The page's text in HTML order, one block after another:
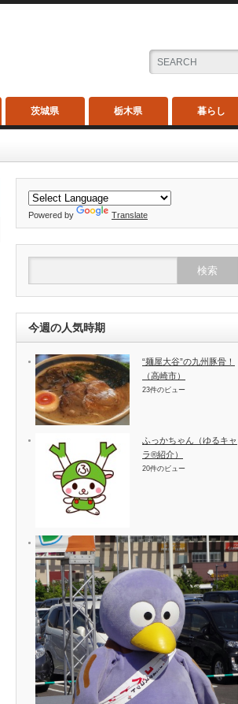
茨城県 栃木県 暮らし
Powered by Translate
今週の人気時期
“麺屋大谷”の九州豚骨！
（高崎市）
23件のビュー
ふっかちゃん（ゆるキャ
ラ®紹介）
20件のビュー